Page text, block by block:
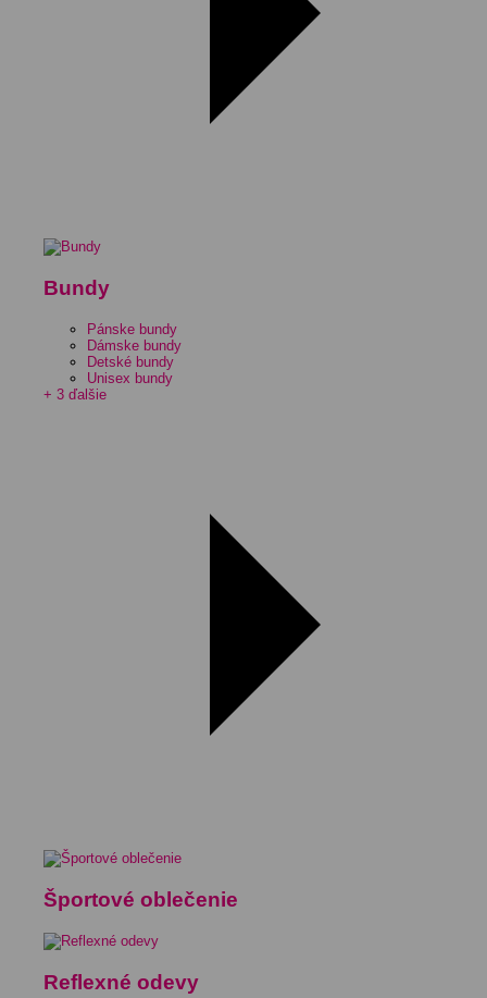
Bundy
Pánske bundy
Dámske bundy
Detské bundy
Unisex bundy
+ 3 ďalšie
Športové oblečenie
Reflexné odevy